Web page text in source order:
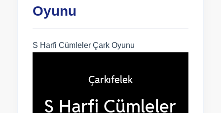
Oyunu
S Harfi Cümleler Çark Oyunu